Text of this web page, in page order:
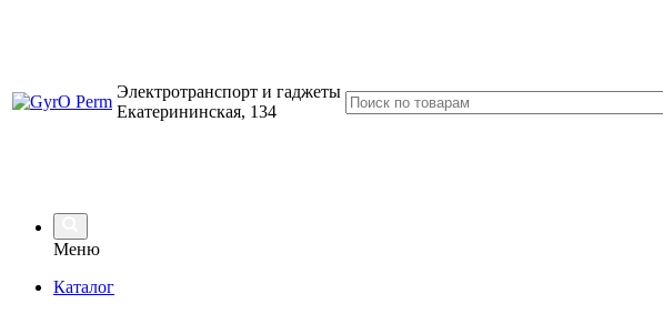
Электротранспорт и гаджеты
Екатерининская, 134
Меню
Каталог